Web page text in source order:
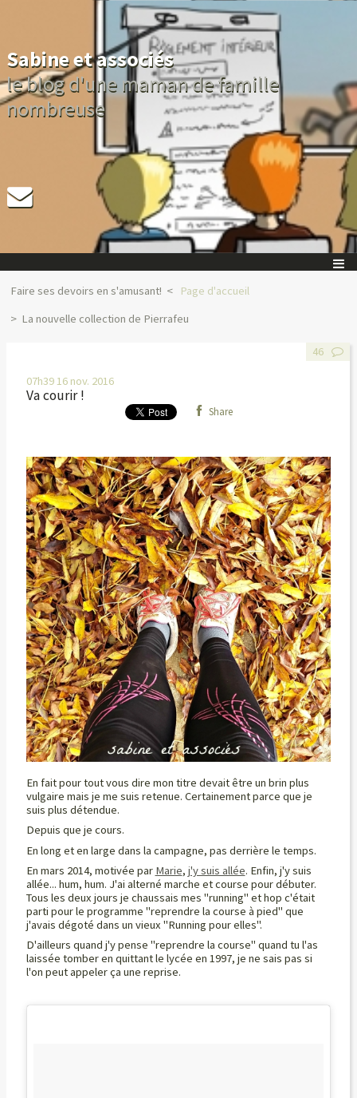
Sabine et associés
le blog d'une maman de famille
nombreuse
Faire ses devoirs en s'amusant!
Page d'accueil
La nouvelle collection de Pierrafeu
07h3916 nov. 2016
Va courir !
Share
En fait pour tout vous dire mon titre devait être un brin plus
vulgaire mais je me suis retenue. Certainement parce que je
suis plus détendue.
Depuis que je cours.
En long et en large dans la campagne, pas derrière le temps.
En mars 2014, motivée par Marie, j'y suis allée. Enfin, j'y suis
allée... hum, hum. J'ai alterné marche et course pour débuter.
Tous les deux jours je chaussais mes "running" et hop c'était
parti pour le programme "reprendre la course à pied" que
j'avais dégoté dans un vieux "Running pour elles".
D'ailleurs quand j'y pense "reprendre la course" quand tu l'as
laissée tomber en quittant le lycée en 1997, je ne sais pas si
l'on peut appeler ça une reprise.
46